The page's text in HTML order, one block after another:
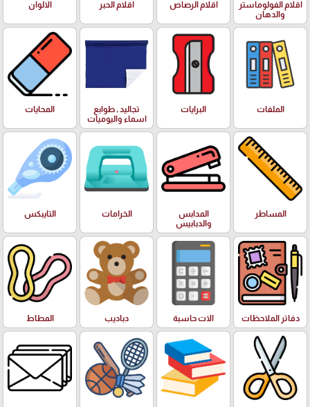
اقلام الفولوماستر
والدهان
اقلام الرصاص اقلام الحبر الالوان
الملفات البرايات
تجاليد , طوابع
اسماء واليوميات
المحايات
المساطر
المدابس
والدبابيس
الخرامات التايبكس
دفاتر الملاحظات الات حاسبة دباديب المطاط